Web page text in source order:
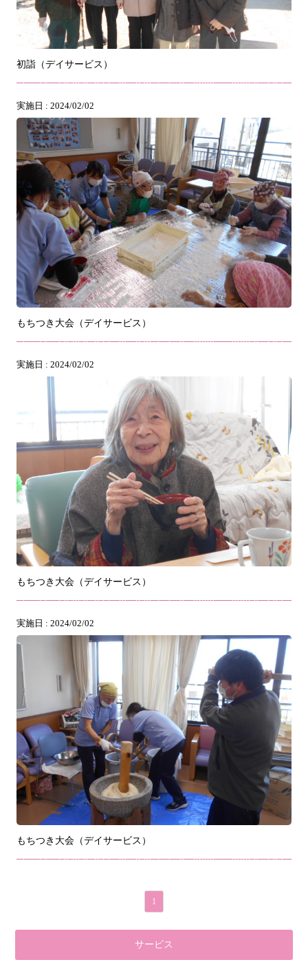
サービス
初詣（デイサービス）
実施日 : 2024/02/02
もちつき大会（デイサービス）
実施日 : 2024/02/02
もちつき大会（デイサービス）
実施日 : 2024/02/02
もちつき大会（デイサービス）
1